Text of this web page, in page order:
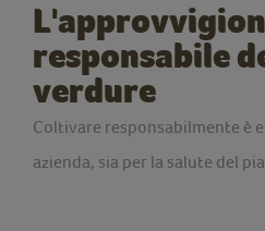
responsabile
verdure
Coltivare responsabilmente è
azienda, sia per la salute del